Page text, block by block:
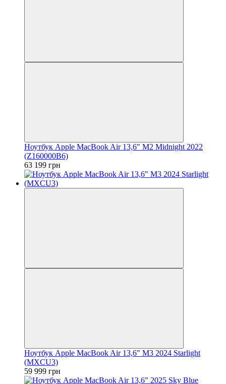
Ноутбук Apple MacBook Air 13,6" M2 Midnight 2022
(Z160000B6)
63 199 грн
Ноутбук Apple MacBook Air 13,6" M3 2024 Starlight
(MXCU3)
59 999 грн